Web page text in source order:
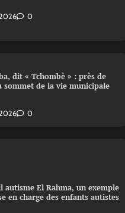
0
dit « Tchombè » : près de
sommet de la vie municipale
0
autisme El Rahma, un exemple
en charge des enfants autistes